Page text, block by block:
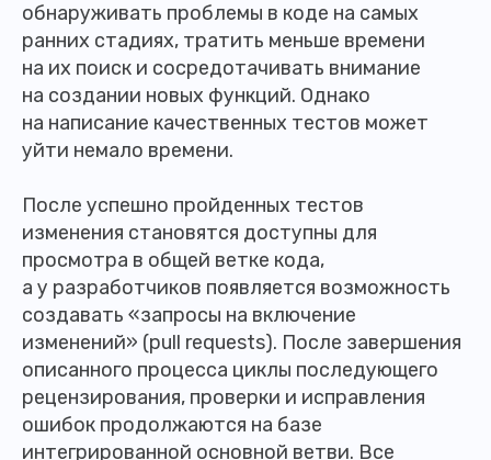
обнаруживать проблемы в коде на самых
ранних стадиях, тратить меньше времени
на их поиск и сосредотачивать внимание
на создании новых функций. Однако
на написание качественных тестов может
уйти немало времени.
После успешно пройденных тестов
изменения становятся доступны для
просмотра в общей ветке кода,
а у разработчиков появляется возможность
создавать «запросы на включение
изменений» (pull requests). После завершения
описанного процесса циклы последующего
рецензирования, проверки и исправления
ошибок продолжаются на базе
интегрированной основной ветви. Все